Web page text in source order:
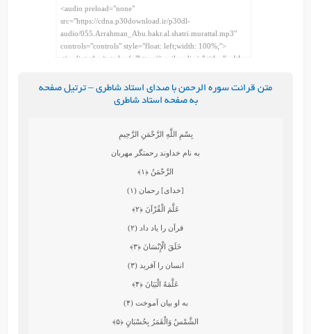
متن قرائت سوره الرحمن با صدای استاد شاطری – ترتیل صفحه
به صفحه استاد شاطری
بِسْمِ اللَّهِ الرَّحْمَنِ الرَّحِيمِ
به نام خداوند رحمتگر مهربان
الرَّحْمَنُ ﴿۱﴾
[خداى] رحمان (۱)
عَلَّمَ الْقُرْآنَ﴿۲﴾
قرآن را ياد داد (۲)
خَلَقَ الْإِنْسَانَ﴿۳﴾
انسان را آفريد (۳)
عَلَّمَهُ الْبَيَانَ ﴿۴﴾
به او بيان آموخت (۴)
الشَّمْسُ وَالْقَمَرُ بِحُسْبَانٍ ﴿۵﴾